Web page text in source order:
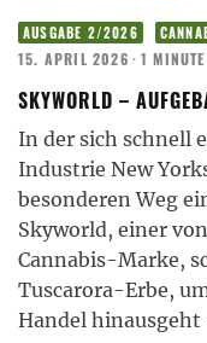
AUSGABE 2/2026
15. APRIL 2026 · 1
SKYWORLD –
In der sich schnell
Industrie New
besonderen Weg
Skyworld, einer
Cannabis-Marke,
Tuscarora-Erbe,
Handel hinausgeht